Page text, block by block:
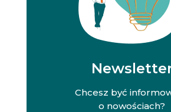
Chcesz być
o nowościach?